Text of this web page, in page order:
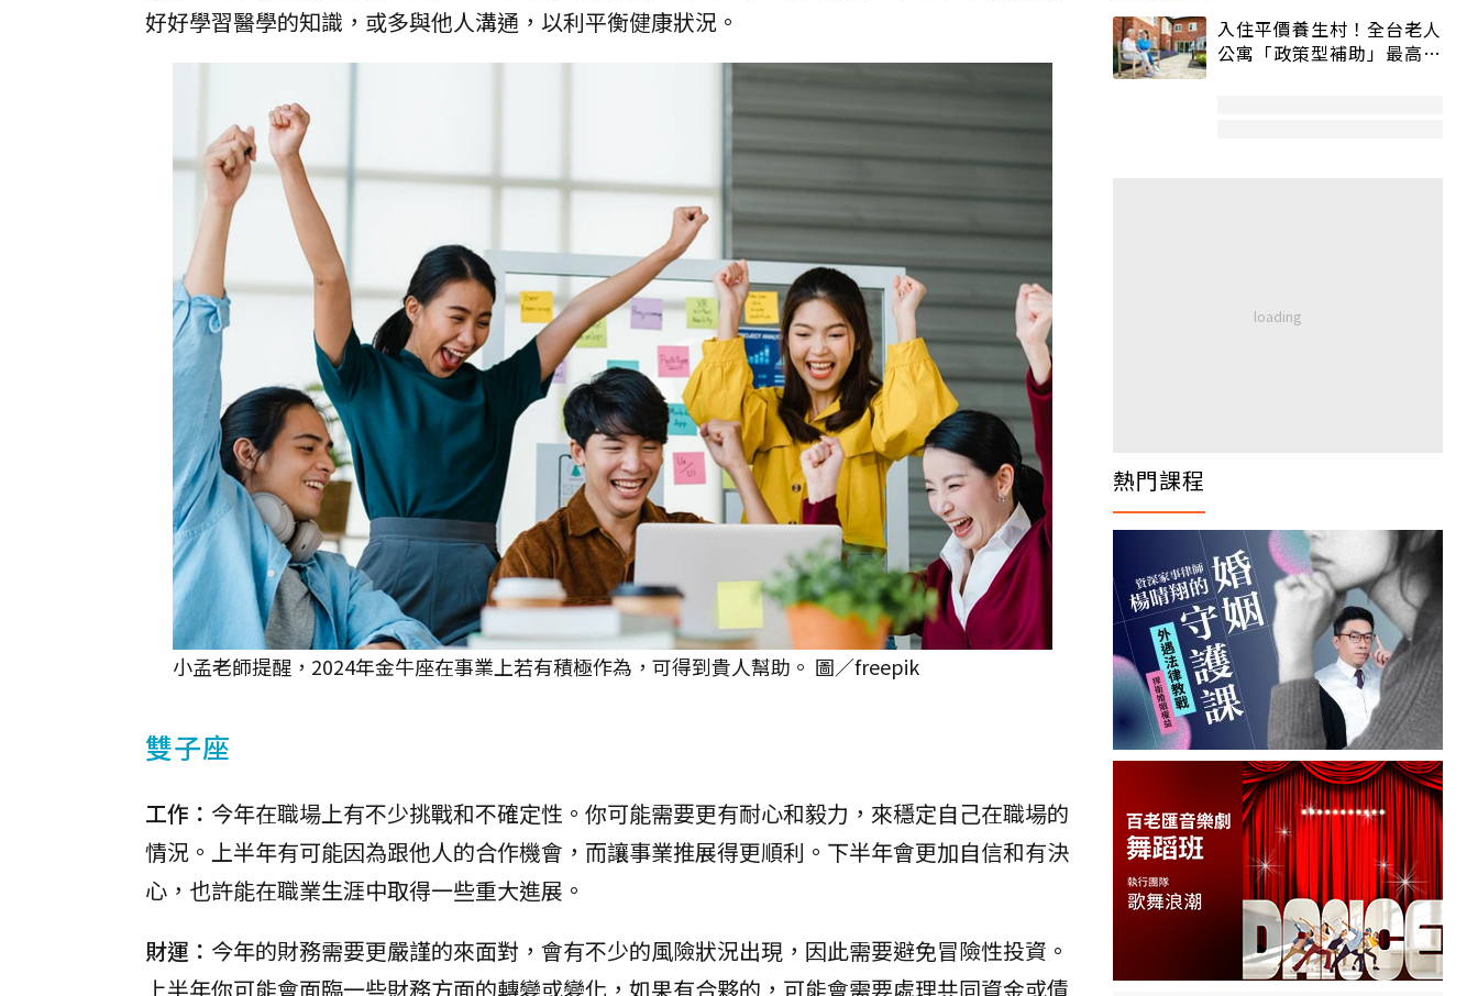
好好學習醫學的知識，或多與他人溝通，以利平衡健康狀況。
小孟老師提醒，2024年金牛座在事業上若有積極作為，可得到貴人幫助。 圖／freepik
雙子座
工作： 今年在職場上有不少挑戰和不確定性。你可能需要更有耐心和毅力，來穩定自己在職場的
情況。上半年有可能因為跟他人的合作機會，而讓事業推展得更順利。下半年會更加自信和有決
心，也許能在職業生涯中取得一些重大進展。
財運： 今年的財務需要更嚴謹的來面對，會有不少的風險狀況出現，因此需要避免冒險性投資。
上半年你可能會面臨一些財務方面的轉變或變化，如果有合夥的，可能會需要處理共同資金或債
入住平價養生村！全台老人
公寓「政策型補助」最高打
熱門課程